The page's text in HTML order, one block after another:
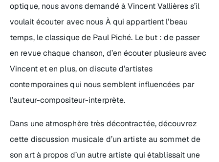
optique, nous avons demandé à Vincent Vallières s’il
voulait écouter avec nous À qui appartient l’beau
temps, le classique de Paul Piché. Le but : de passer
en revue chaque chanson, d’en écouter plusieurs avec
Vincent et en plus, on discute d’artistes
contemporaines qui nous semblent influencées par
l’auteur-compositeur-interprète.
Dans une atmosphère très décontractée, découvrez
cette discussion musicale d’un artiste au sommet de
son art à propos d’un autre artiste qui établissait une